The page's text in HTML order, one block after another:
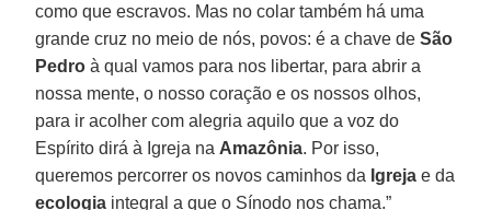
como que escravos. Mas no colar também há uma
grande cruz no meio de nós, povos: é a chave deSão
Pedro à qual vamos para nos libertar, para abrir a
nossa mente, o nosso coração e os nossos olhos,
para ir acolher com alegria aquilo que a voz do
Espírito dirá à Igreja na Amazônia. Por isso,
queremos percorrer os novos caminhos da Igreja e da
ecologia integral a que o Sínodo nos chama.”